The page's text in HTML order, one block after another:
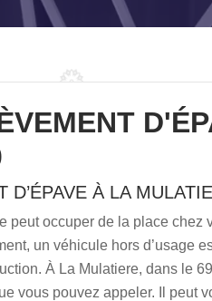
D’ÉPAVE À LA
peut occuper de la place chez
un véhicule hors d’usage
À La Mulatiere, dans le
vous pouvez appeler. Il peut